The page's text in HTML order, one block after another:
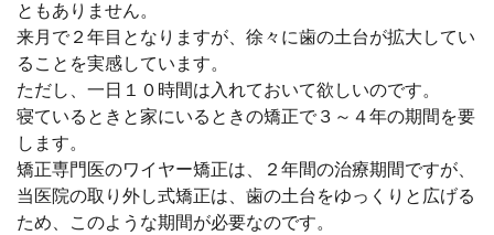
ともありません。
来月で２年目となりますが、徐々に歯の土台が拡大してい
ることを実感しています。
ただし、一日１０時間は入れておいて欲しいのです。
寝ているときと家にいるときの矯正で３～４年の期間を要
します。
矯正専門医のワイヤー矯正は、２年間の治療期間ですが、
当医院の取り外し式矯正は、歯の土台をゆっくりと広げる
ため、このような期間が必要なのです。